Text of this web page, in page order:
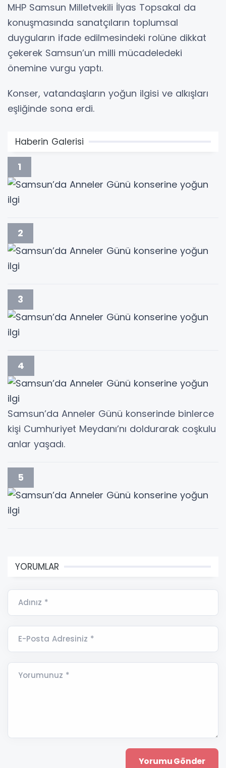
MHP Samsun Milletvekili İlyas Topsakal da
konuşmasında sanatçıların toplumsal
duyguların ifade edilmesindeki rolüne dikkat
çekerek Samsun’un milli mücadeledeki
önemine vurgu yaptı.
Konser, vatandaşların yoğun ilgisi ve alkışları
eşliğinde sona erdi.
Haberin Galerisi
1
2
3
4
Samsun’da Anneler Günü konserinde binlerce
kişi Cumhuriyet Meydanı’nı doldurarak coşkulu
anlar yaşadı.
5
YORUMLAR
Adınız *
E-Posta Adresiniz *
Yorumunuz *